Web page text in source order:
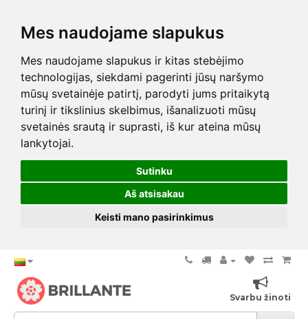
Mes naudojame slapukus
Mes naudojame slapukus ir kitas stebėjimo
technologijas, siekdami pagerinti jūsų naršymo
mūsų svetainėje patirtį, parodyti jums pritaikytą
turinį ir tikslinius skelbimus, išanalizuoti mūsų
svetainės srautą ir suprasti, iš kur ateina mūsų
lankytojai.
Sutinku
Aš atsisakau
Keisti mano pasirinkimus
Svarbu žinoti